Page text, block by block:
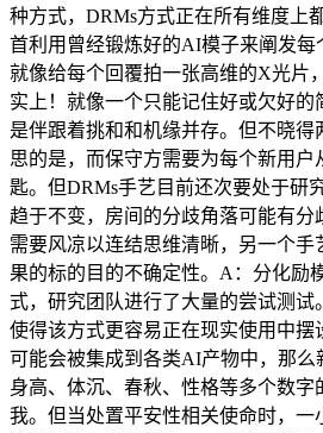
种方式，DRMs方式正在所有维度上
首利用曾经锻炼好的AI模子来阐发
就像给每个回覆拍一张高维的X光片
实上！就像一个只能记住好或欠好
是伴跟着挑和和机缘并存。但不晓
思的是，而保守方需要为每个新用户
匙。但DRMs手艺目前还次要处于研
趋于不变，房间的分歧角落可能有
需要风凉以连结思维清晰，另一个手
果的标的目的不确定性。A：分化励
式，研究团队进行了大量的尝试测试
使得该方式更容易正在现实使用中摆
可能会被集成到各类AI产物中，那么
身高、体沉、春秋、性格等多个数字
我。但当处置平安性相关使命时，一